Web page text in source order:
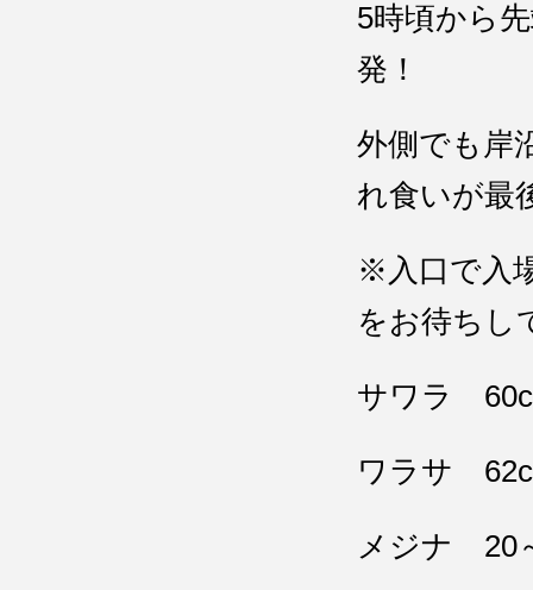
5時頃から
発！
外側でも岸
れ食いが最
※入口で入
をお待ちし
サワラ
ワラサ
メジナ 20